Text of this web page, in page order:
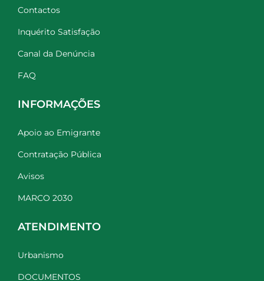
Contactos
Inquérito Satisfação
Canal da Denúncia
FAQ
INFORMAÇÕES
Apoio ao Emigrante
Contratação Pública
Avisos
MARCO 2030
ATENDIMENTO
Urbanismo
DOCUMENTOS